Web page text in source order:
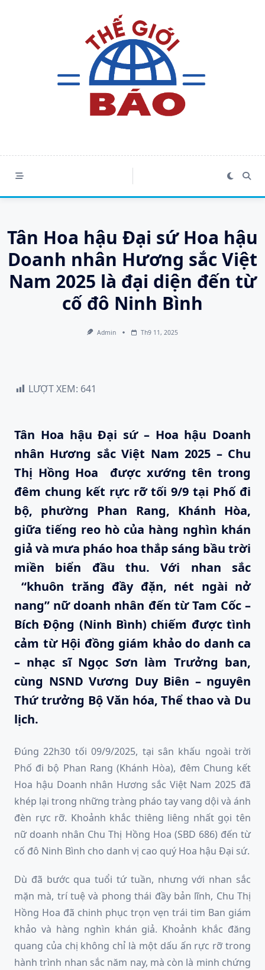
Tân Hoa hậu Đại sứ Hoa hậu
Doanh nhân Hương sắc Việt
Nam 2025 là đại diện đến từ
cố đô Ninh Bình
Admin Th9 11, 2025
LƯỢT XEM: 641
Tân Hoa hậu Đại sứ – Hoa hậu Doanh
nhân Hương sắc Việt Nam 2025 – Chu
Thị Hồng Hoa được xướng tên trong
đêm chung kết rực rỡ tối 9/9 tại Phố đi
bộ, phường Phan Rang, Khánh Hòa,
giữa tiếng reo hò của hàng nghìn khán
giả và mưa pháo hoa thắp sáng bầu trời
miền biển đầu thu. Với nhan sắc
“khuôn trăng đầy đặn, nét ngài nở
nang” nữ doanh nhân đến từ Tam Cốc –
Bích Động (Ninh Bình) chiếm được tình
cảm từ Hội đồng giám khảo do danh ca
– nhạc sĩ Ngọc Sơn làm Trưởng ban,
cùng NSND Vương Duy Biên – nguyên
Thứ trưởng Bộ Văn hóa, Thể thao và Du
lịch.
Đúng 22h30 tối 09/9/2025, tại sân khấu ngoài trời
Phố đi bộ Phan Rang (Khánh Hòa), đêm Chung kết
Hoa hậu Doanh nhân Hương sắc Việt Nam 2025 đã
khép lại trong những tràng pháo tay vang dội và ánh
đèn rực rỡ. Khoảnh khắc thiêng liêng nhất gọi tên
nữ doanh nhân Chu Thị Hồng Hoa (SBD 686) đến từ
cố đô Ninh Bình cho danh vị cao quý Hoa hậu Đại sứ.
Dù đã bước qua tuổi tứ tuần, nhưng với nhan sắc
mặn mà, trí tuệ và phong thái đầy bản lĩnh, Chu Thị
Hồng Hoa đã chinh phục trọn vẹn trái tim Ban giám
khảo và hàng nghìn khán giả. Khoảnh khắc đăng
quang của chị không chỉ là một dấu ấn rực rỡ trong
hành trình nhan sắc năm nay, mà còn là minh chứng